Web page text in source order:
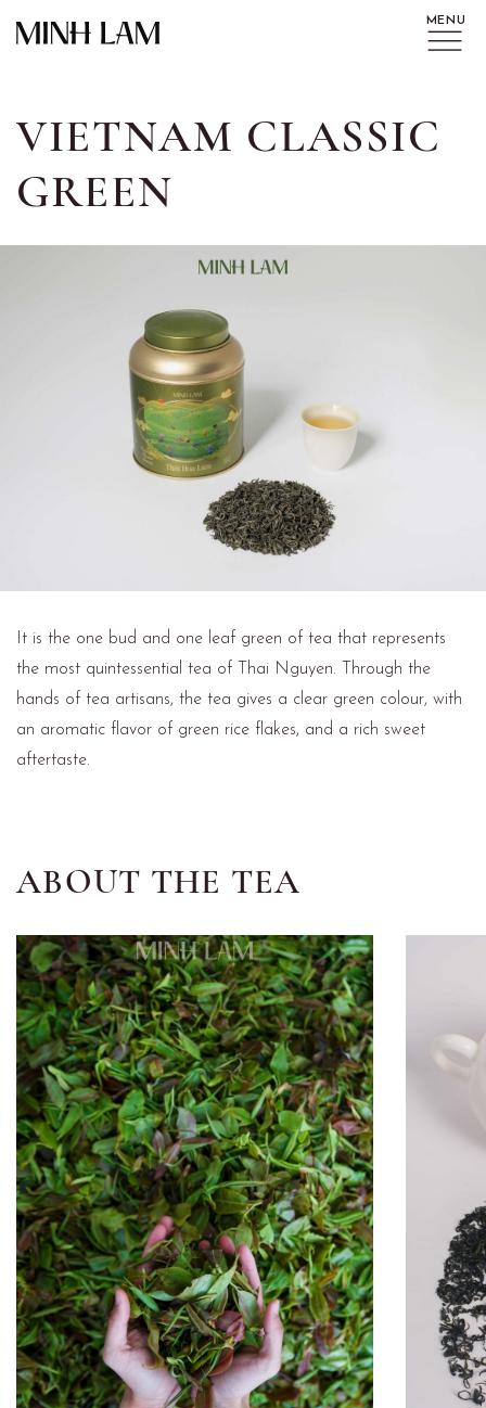
VIETNAM CLASSIC
GREEN
It is the one bud and one leaf green of tea that represents
the most quintessential tea of Thai Nguyen. Through the
hands of tea artisans, the tea gives a clear green colour, with
an aromatic flavor of green rice flakes, and a rich sweet
aftertaste.
ABOUT THE TEA